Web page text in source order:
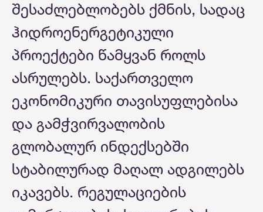
შესაძლებლობებს ქმნის, სადაც
ჰიდროენერგეტიკული
პროექტები წამყვან როლს
ასრულებს. საქართველო
ეკონომიკური თავისუფლებისა
და გამჭვირვალობის
გლობალურ ინდექსებში
სტაბილურად მაღალ ადგილებს
იკავებს. რეგულაციების